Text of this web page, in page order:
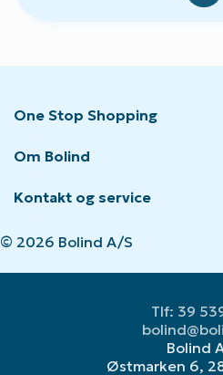
One Stop Shopping
Om Bolind
Kontakt og service
© 2026 Bolind A/S
Tlf: 39
Bolind
Østmarken 6,